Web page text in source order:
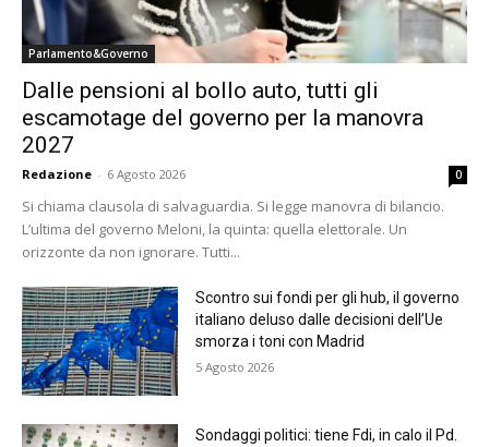
Parlamento&Governo
Dalle pensioni al bollo auto, tutti gli
escamotage del governo per la manovra
2027
Redazione - 6 Agosto 2026 0
Si chiama clausola di salvaguardia. Si legge manovra di bilancio.
L’ultima del governo Meloni, la quinta: quella elettorale. Un
orizzonte da non ignorare. Tutti...
Scontro sui fondi per gli hub, il governo
italiano deluso dalle decisioni dell’Ue
smorza i toni con Madrid
5 Agosto 2026
Sondaggi politici: tiene Fdi, in calo il Pd.